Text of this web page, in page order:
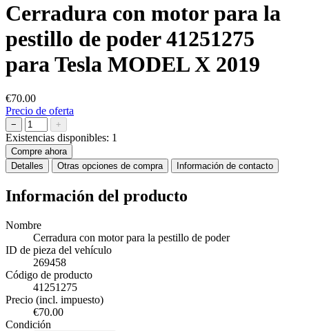
Cerradura con motor para la
pestillo de poder 41251275
para Tesla MODEL X 2019
€70.00
Precio de oferta
− +
Existencias disponibles: 1
Compre ahora
Detalles
Otras opciones de compra Información de contacto
Información del producto
Nombre
Cerradura con motor para la pestillo de poder
ID de pieza del vehículo
269458
Código de producto
41251275
Precio (incl. impuesto)
€70.00
Condición